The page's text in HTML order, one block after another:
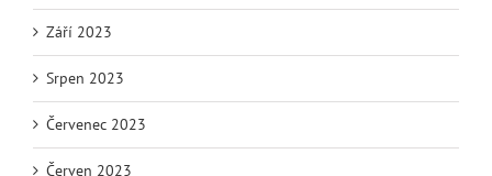
Září 2023
Srpen 2023
Červenec 2023
Červen 2023